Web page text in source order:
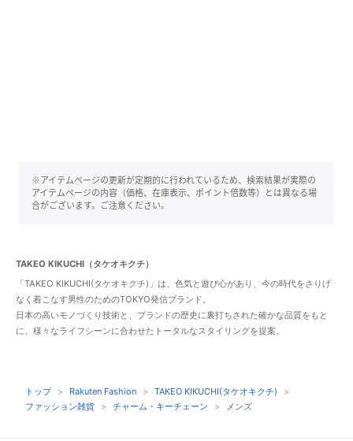
※アイテムページの更新が定期的に行われているため、検索結果が実際の
アイテムページの内容（価格、在庫表示、ポイント倍数等）とは異なる場
合がございます。ご注意ください。
TAKEO KIKUCHI（タケオキクチ）
「TAKEO KIKUCHI(タケオキクチ)」は、色気と遊び心があり、今の時代をさりげ
なく着こなす男性のためのTOKYO発信ブランド。
日本の高いモノづくり技術と、ブランドの歴史に裏打ちされた確かな品質をもと
に、様々なライフシーンに合わせたトータルなスタイリングを提案。
トップ Rakuten Fashion
TAKEO KIKUCHI(タケオキクチ)
ファッション雑貨
チャーム・キーチェーン メンズ